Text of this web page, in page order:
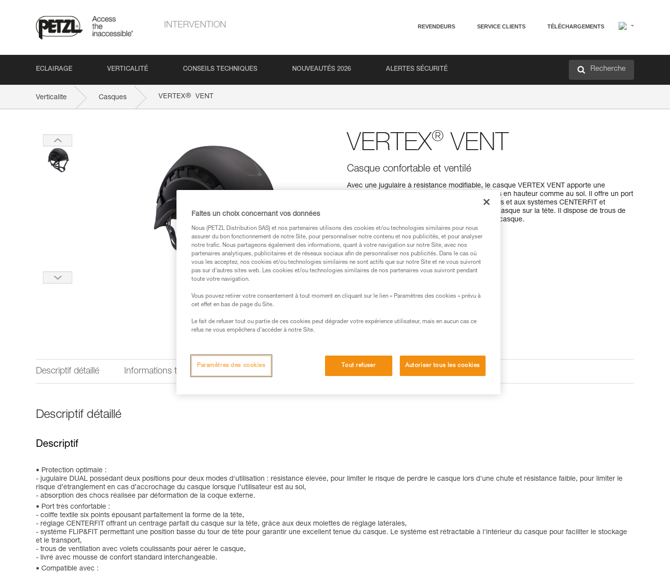
INTERVENTION REVENDEURS SERVICE CLIENTS TÉLÉCHARGEMENTS
ECLAIRAGE VERTICALITÉ CONSEILS TECHNIQUES NOUVEAUTÉS 2026 ALERTES SÉCURITÉ Recherche
Verticalite Casques VERTEX® VENT
VERTEX® VENT
Casque confortable et ventilé
Avec une jugulaire à résistance modifiable, le casque VERTEX VENT apporte une
protection optimale de la tête lors des opérations en hauteur comme au sol. Il offre un port
très confortable, grâce à la coiffe textile six points et aux systèmes CENTERFIT et
FLIP&FIT garantissant une excellente tenue du casque sur la tête. Il dispose de trous de
ventilation avec volets coulissants pour aérer le casque.
Trouvez un revendeur
Descriptif détaillé Informations techniques
Descriptif détaillé
Descriptif
Protection optimale :
- jugulaire DUAL possédant deux positions pour deux modes d'utilisation : résistance élevée, pour limiter le risque de perdre le casque lors d'une chute et résistance faible, pour limiter le
risque d’étranglement en cas d’accrochage du casque lorsque l’utilisateur est au sol,
- absorption des chocs réalisée par déformation de la coque externe.
Port très confortable :
- coiffe textile six points épousant parfaitement la forme de la tête,
- réglage CENTERFIT offrant un centrage parfait du casque sur la tête, grâce aux deux molettes de réglage latérales,
- système FLIP&FIT permettant une position basse du tour de tête pour garantir une excellent tenue du casque. Le système est rétractable à l'intérieur du casque pour faciliter le stockage
et le transport,
- trous de ventilation avec volets coulissants pour aérer le casque,
- livré avec mousse de confort standard interchangeable.
Compatible avec :
Faites un choix concernant vos données
Nous (PETZL Distribution SAS) et nos partenaires utilisons des cookies et/ou technologies similaires pour nous
assurer du bon fonctionnement de notre Site, pour personnaliser notre contenu et nos publicités, et pour analyser
notre trafic. Nous partageons également des informations, quant à votre navigation sur notre Site, avec nos
partenaires analytiques, publicitaires et de réseaux sociaux afin de personnaliser nos publicités. Dans le cas où
vous les acceptez, nos cookies et/ou technologies similaires ne sont actifs que sur notre Site et ne vous suivront
pas sur d’autres sites web. Les cookies et/ou technologies similaires de nos partenaires vous suivront pendant
toute votre navigation.
Vous pouvez retirer votre consentement à tout moment en cliquant sur le lien « Paramètres des cookies » prévu à
cet effet en bas de page du Site.
Le fait de refuser tout ou partie de ces cookies peut dégrader votre expérience utilisateur, mais en aucun cas ce
refus ne vous empêchera d’accéder à notre Site.
Tout refuser Autoriser tous les cookies
Paramètres des cookies